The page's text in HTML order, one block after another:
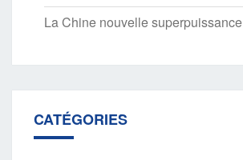
La Chine nouvelle superpuissance
CATÉGORIES